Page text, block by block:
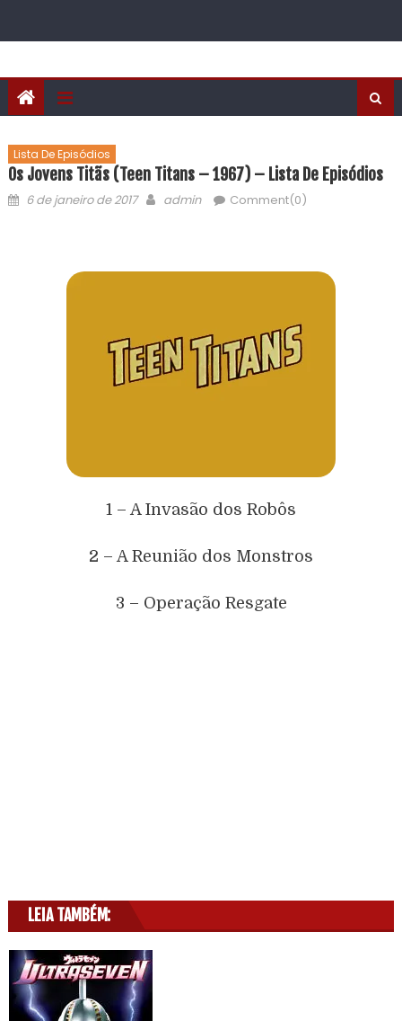
Lista De Episódios
Os Jovens Titãs (Teen Titans – 1967) – Lista De Episódios
6 de janeiro de 2017 admin Comment(0)
1 – A Invasão dos Robôs
2 – A Reunião dos Monstros
3 – Operação Resgate
LEIA TAMBÉM: